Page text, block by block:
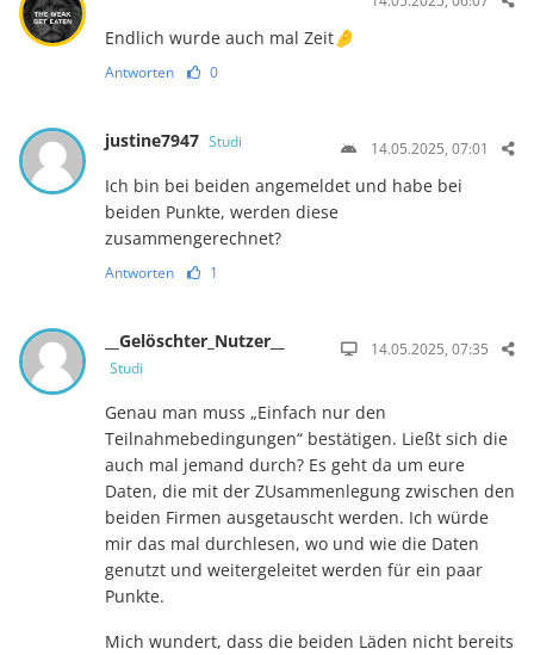
Endlich wurde auch mal Zeit🤌
Antworten 0
justine7947 Studi 14.05.2025, 07:01
Ich bin bei beiden angemeldet und habe bei
beiden Punkte, werden diese
zusammengerechnet?
Antworten 1
__Gelöschter_Nutzer__
Studi
14.05.2025, 07:35
Genau man muss „Einfach nur den
Teilnahmebedingungen“ bestätigen. Ließt sich die
auch mal jemand durch? Es geht da um eure
Daten, die mit der ZUsammenlegung zwischen den
beiden Firmen ausgetauscht werden. Ich würde
mir das mal durchlesen, wo und wie die Daten
genutzt und weitergeleitet werden für ein paar
Punkte.
Mich wundert, dass die beiden Läden nicht bereits